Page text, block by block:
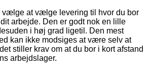
vælge at vælge levering til hvor du bor
arbejde. Den er godt nok en lille
i høj grad ligetil. Den mest
kan ikke modsiges at være selv at
stiller krav om at du bor i kort afstand
arbejdslager.